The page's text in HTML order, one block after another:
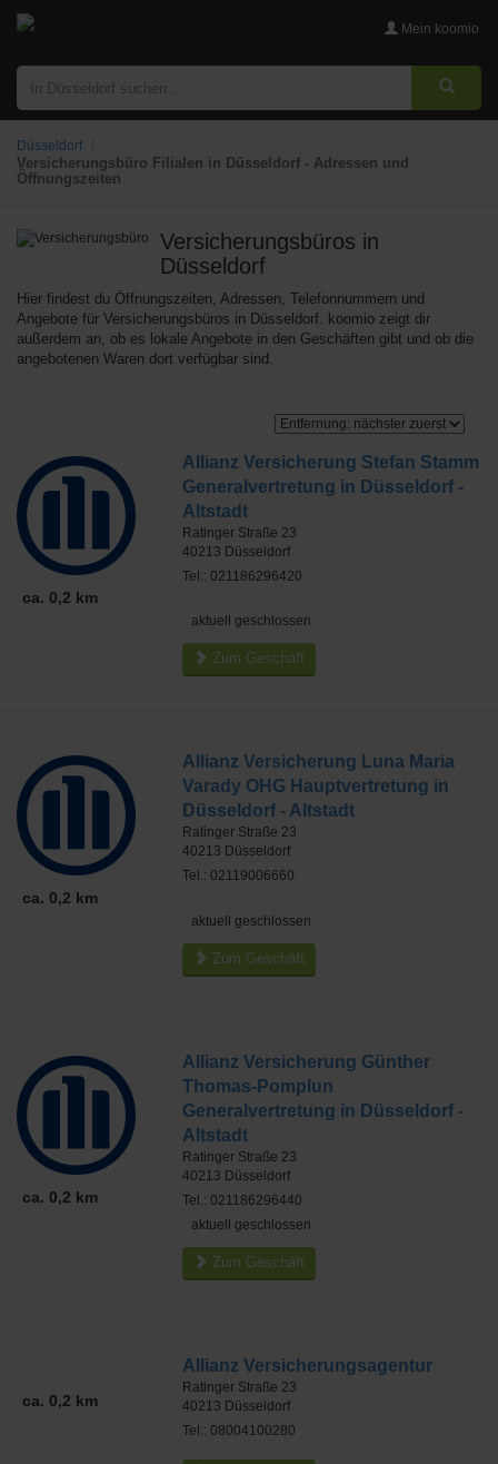
Mein koomio
Düsseldorf
Versicherungsbüro Filialen in Düsseldorf - Adressen und
Öffnungszeiten
Versicherungsbüros in
Düsseldorf
Hier findest du Öffnungszeiten, Adressen, Telefonnummern und
Angebote für Versicherungsbüros in Düsseldorf. koomio zeigt dir
außerdem an, ob es lokale Angebote in den Geschäften gibt und ob die
angebotenen Waren dort verfügbar sind.
ca. 0,2 km
Allianz Versicherung Stefan Stamm
Generalvertretung in Düsseldorf -
Altstadt
Ratinger Straße 23
40213 Düsseldorf
Tel.: 021186296420
aktuell geschlossen
Zum Geschäft
ca. 0,2 km
Allianz Versicherung Luna Maria
Varady OHG Hauptvertretung in
Düsseldorf - Altstadt
Ratinger Straße 23
40213 Düsseldorf
Tel.: 02119006660
aktuell geschlossen
Zum Geschäft
ca. 0,2 km
Allianz Versicherung Günther
Thomas-Pomplun
Generalvertretung in Düsseldorf -
Altstadt
Ratinger Straße 23
40213 Düsseldorf
Tel.: 021186296440
aktuell geschlossen
Zum Geschäft
ca. 0,2 km
Allianz Versicherungsagentur
Ratinger Straße 23
40213 Düsseldorf
Tel.: 08004100280